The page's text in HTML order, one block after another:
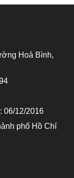
Hoà Bình,
06/12/2016
phố Hồ Chí